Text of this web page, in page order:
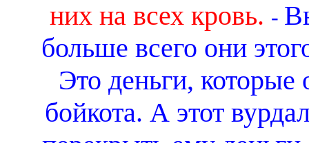
них на всех кровь. -
больше всего они
Это деньги, которые
бойкота. А этот